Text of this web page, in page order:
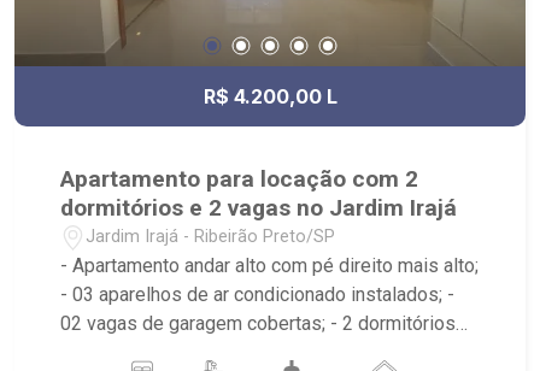
R$ 4.200,00 L
Apartamento para locação com 2
dormitórios e 2 vagas no Jardim Irajá
Jardim Irajá - Ribeirão Preto/SP
- Apartamento andar alto com pé direito mais alto;
- 03 aparelhos de ar condicionado instalados; -
02 vagas de garagem cobertas; - 2 dormitórios